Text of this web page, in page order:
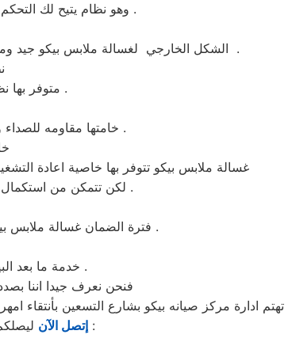
وهو نظام يتيح لك التحكم بكامل وظائف الغساله بنظام الكتروني ذكي .
الشكل الخارجي لغسالة ملابس بيكو جيد ومتوفر منها اكثر من لون مثل ابيض واسود وسيلفر لتناسب الجميع .
متوفر بها نظام لفصل الكهرباء كل 15 ثانيه .
خامتها مقاومه للصداء والتاكل وذلك يجعل العمر الافتراضي اطول .
غسالة ملابس بيكو تتوفر بها خاصية اعادة
لكن تتمكن من استكمال دورة الغسيل بدون اعاده للدوره مره اخرى .
فترة الضمان غسالة ملابس بيكو 5 سنوات شامل بضمان شركة العربي جروب .
خدمة ما بعد البيع من شركة العربي جروب ممتازه .
فنحن نعرف جيدا اننا بصدد
إتصل الآن ليصلكم مهندس الصيانة على الأرقام التالية :